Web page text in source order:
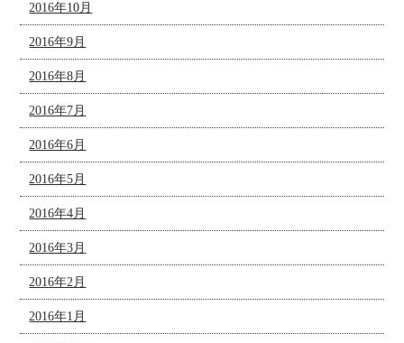
2016年10月
2016年9月
2016年8月
2016年7月
2016年6月
2016年5月
2016年4月
2016年3月
2016年2月
2016年1月